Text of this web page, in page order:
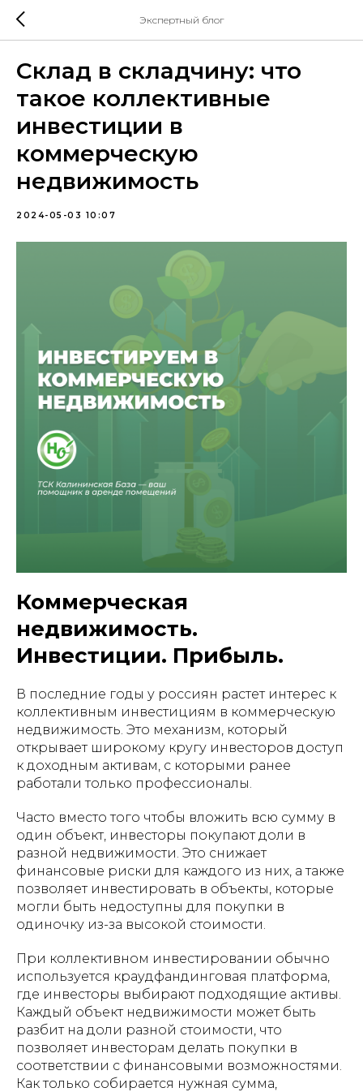
Экспертный блог
Склад в складчину: что
такое коллективные
инвестиции в
коммерческую
недвижимость
2024-05-03 10:07
Коммерческая
недвижимость.
Инвестиции. Прибыль.
В последние годы у россиян растет интерес к
коллективным инвестициям в коммерческую
недвижимость. Это механизм, который
открывает широкому кругу инвесторов доступ
к доходным активам, с которыми ранее
работали только профессионалы.
Часто вместо того чтобы вложить всю сумму в
один объект, инвесторы покупают доли в
разной недвижимости. Это снижает
финансовые риски для каждого из них, а также
позволяет инвестировать в объекты, которые
могли быть недоступны для покупки в
одиночку из-за высокой стоимости.
При коллективном инвестировании обычно
используется краудфандинговая платформа,
где инвесторы выбирают подходящие активы.
Каждый объект недвижимости может быть
разбит на доли разной стоимости, что
позволяет инвесторам делать покупки в
соответствии с финансовыми возможностями.
Как только собирается нужная сумма,